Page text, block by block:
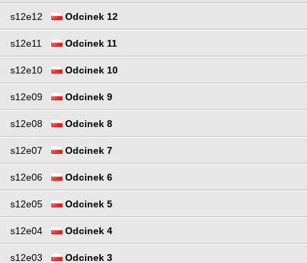
s12e12 Odcinek 12
s12e11 Odcinek 11
s12e10 Odcinek 10
s12e09 Odcinek 9
s12e08 Odcinek 8
s12e07 Odcinek 7
s12e06 Odcinek 6
s12e05 Odcinek 5
s12e04 Odcinek 4
s12e03 Odcinek 3